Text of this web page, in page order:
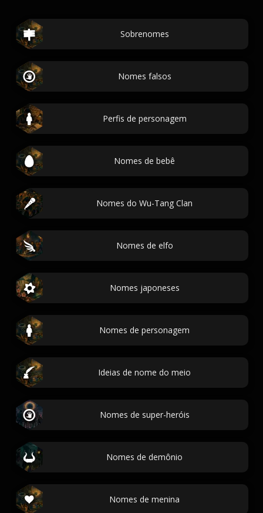
Sobrenomes
Nomes falsos
Perfis de personagem
Nomes de bebê
Nomes do Wu-Tang Clan
Nomes de elfo
Nomes japoneses
Nomes de personagem
Ideias de nome do meio
Nomes de super-heróis
Nomes de demônio
Nomes de menina